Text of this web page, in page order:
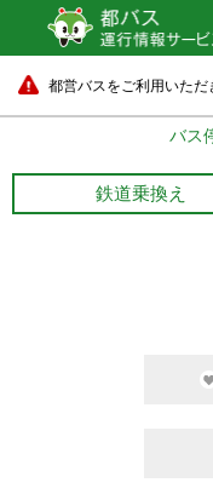
都営バスをご利用いただ
バス
鉄道乗換え